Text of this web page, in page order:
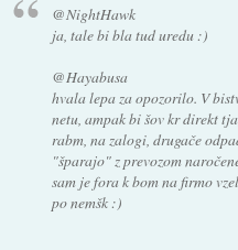
@NightHawk
ja, tale bi bla tud uredu :)
@Hayabusa
hvala lepa za opozorilo. V
netu, ampak bi šov kr direkt
rabm, na zalogi, drugače
"šparajo" z prevozom
sam je fora k bom na firmo
po nemšk :)